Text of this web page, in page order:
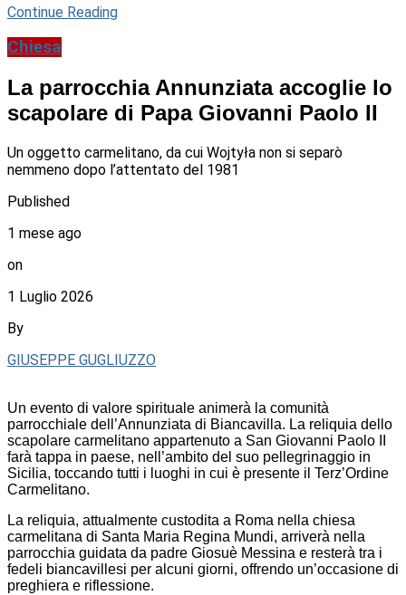
Continue Reading
Chiesa
La parrocchia Annunziata accoglie lo
scapolare di Papa Giovanni Paolo II
Un oggetto carmelitano, da cui Wojtyła non si separò
nemmeno dopo l’attentato del 1981
Published
1 mese ago
on
1 Luglio 2026
By
GIUSEPPE GUGLIUZZO
Un evento di valore spirituale animerà la comunità
parrocchiale dell’Annunziata di Biancavilla. La reliquia dello
scapolare carmelitano appartenuto a San Giovanni Paolo II
farà tappa in paese, nell’ambito del suo pellegrinaggio in
Sicilia, toccando tutti i luoghi in cui è presente il Terz’Ordine
Carmelitano.
La reliquia, attualmente custodita a Roma nella chiesa
carmelitana di Santa Maria Regina Mundi, arriverà nella
parrocchia guidata da padre Giosuè Messina e resterà tra i
fedeli biancavillesi per alcuni giorni, offrendo un’occasione di
preghiera e riflessione.